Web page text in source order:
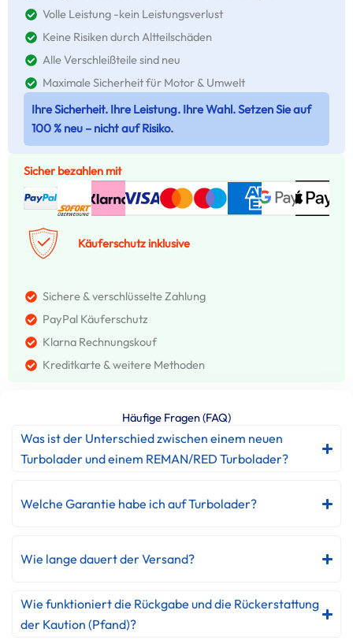
Volle Leistung -kein Leistungsverlust
Keine Risiken durch Altteilschäden
Alle Verschleißteile sind neu
Maximale Sicherheit für Motor & Umwelt
Ihre Sicherheit. Ihre Leistung. Ihre Wahl. Setzen Sie auf
100 % neu – nicht auf Risiko.
Sicher bezahlen mit
Käuferschutz inklusive
Sichere & verschlüsselte Zahlung
PayPal Käuferschutz
Klarna Rechnungskouf
Kreditkarte & weitere Methoden
Häufige Fragen (FAQ)
Was ist der Unterschied zwischen einem neuen
Turbolader und einem REMAN/RED Turbolader?
Welche Garantie habe ich auf Turbolader?
Wie lange dauert der Versand?
Wie funktioniert die Rückgabe und die Rückerstattung
der Kaution (Pfand)?